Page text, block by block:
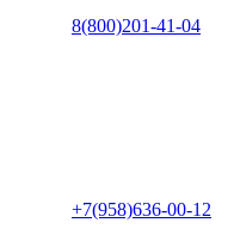
8(800)201-41-04
+7(958)636-00-12